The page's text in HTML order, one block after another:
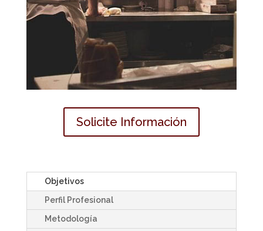
Solicite Información
Objetivos
Perfil Profesional
Metodología